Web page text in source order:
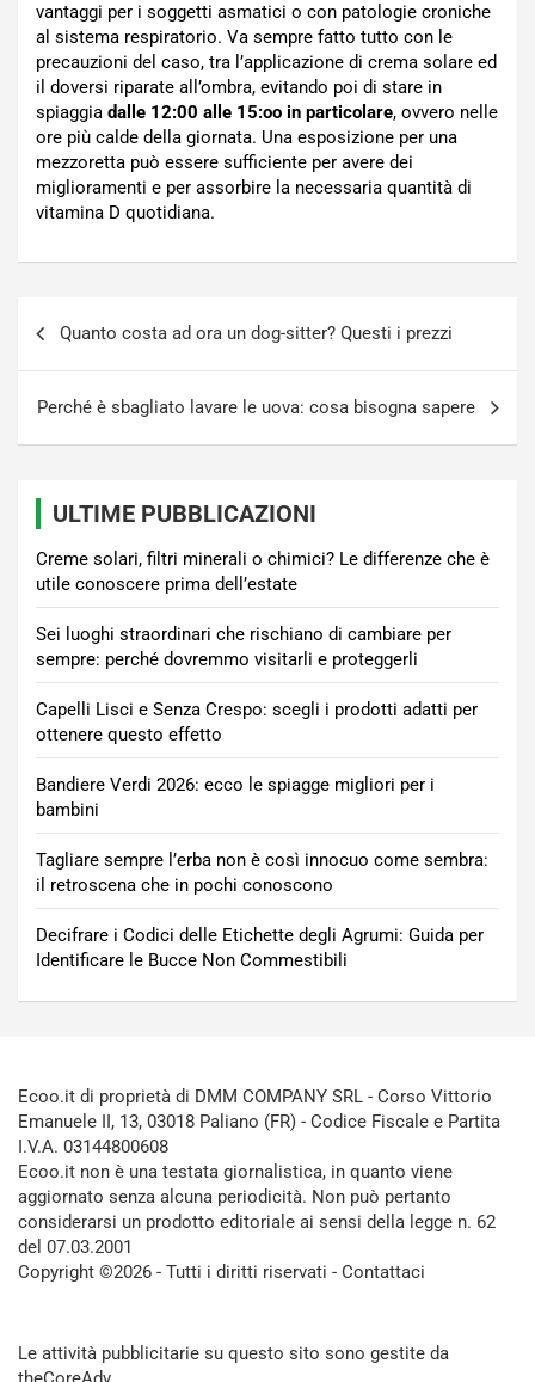
vantaggi per i soggetti asmatici o con patologie croniche
al sistema respiratorio. Va sempre fatto tutto con le
precauzioni del caso, tra l’applicazione di crema solare ed
il doversi riparate all’ombra, evitando poi di stare in
spiaggia dalle 12:00 alle 15:oo in particolare, ovvero nelle
ore più calde della giornata. Una esposizione per una
mezzoretta può essere sufficiente per avere dei
miglioramenti e per assorbire la necessaria quantità di
vitamina D quotidiana.
articoli
Quanto costa ad ora un dog-sitter? Questi i prezzi
Perché è sbagliato lavare le uova: cosa bisogna sapere
ULTIME PUBBLICAZIONI
Creme solari, filtri minerali o chimici? Le differenze che è
utile conoscere prima dell’estate
Sei luoghi straordinari che rischiano di cambiare per
sempre: perché dovremmo visitarli e proteggerli
Capelli Lisci e Senza Crespo: scegli i prodotti adatti per
ottenere questo effetto
Bandiere Verdi 2026: ecco le spiagge migliori per i
bambini
Tagliare sempre l’erba non è così innocuo come sembra:
il retroscena che in pochi conoscono
Decifrare i Codici delle Etichette degli Agrumi: Guida per
Identificare le Bucce Non Commestibili
Ecoo.it di proprietà di DMM COMPANY SRL - Corso Vittorio
Emanuele II, 13, 03018 Paliano (FR) - Codice Fiscale e Partita
I.V.A. 03144800608
Ecoo.it non è una testata giornalistica, in quanto viene
aggiornato senza alcuna periodicità. Non può pertanto
considerarsi un prodotto editoriale ai sensi della legge n. 62
del 07.03.2001
Copyright ©2026 - Tutti i diritti riservati - Contattaci
Le attività pubblicitarie su questo sito sono gestite da